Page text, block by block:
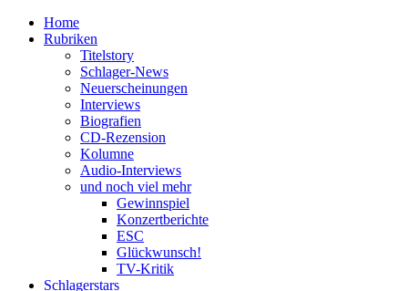
Home
Rubriken
Titelstory
Schlager-News
Neuerscheinungen
Interviews
Biografien
CD-Rezension
Kolumne
Audio-Interviews
und noch viel mehr
Gewinnspiel
Konzertberichte
ESC
Glückwunsch!
TV-Kritik
Schlagerstars